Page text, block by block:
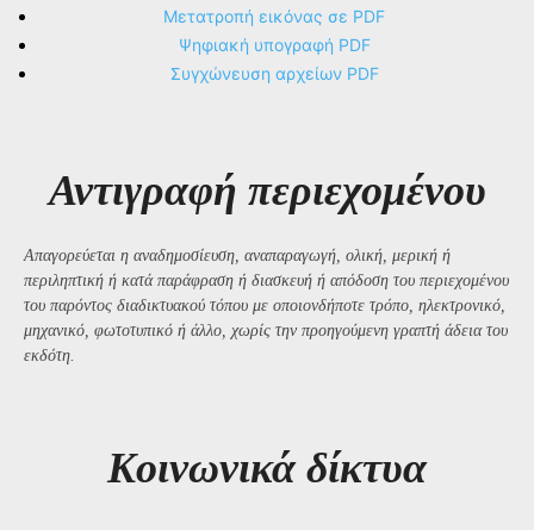
Μετατροπή εικόνας σε PDF
Ψηφιακή υπογραφή PDF
Συγχώνευση αρχείων PDF
Αντιγραφή περιεχομένου
Απαγορεύεται η αναδημοσίευση, αναπαραγωγή, ολική, μερική ή
περιληπτική ή κατά παράφραση ή διασκευή ή απόδοση του περιεχομένου
του παρόντος διαδικτυακού τόπου με οποιονδήποτε τρόπο, ηλεκτρονικό,
μηχανικό, φωτοτυπικό ή άλλο, χωρίς την προηγούμενη γραπτή άδεια του
εκδότη.
Kοινωνικά δίκτυα